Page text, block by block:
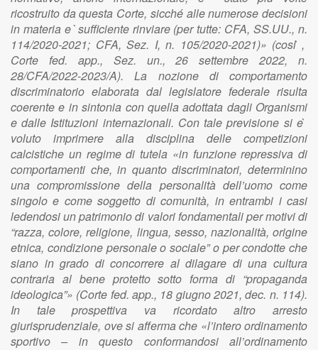
ricostruito da questa Corte, sicché alle numerose decisioni
in materia e ̀sufficiente rinviare (per tutte: CFA, SS.UU., n.
114/2020-2021; CFA, Sez. I, n. 105/2020-2021)» (cosi ̀,
Corte fed. app., Sez. un., 26 settembre 2022, n.
28/CFA/2022-2023/A). La nozione di comportamento
discriminatorio elaborata dal legislatore federale risulta
coerente e in sintonia con quella adottata dagli Organismi
e dalle Istituzioni internazionali. Con tale previsione si e ̀
voluto imprimere alla disciplina delle competizioni
calcistiche un regime di tutela «in funzione repressiva di
comportamenti che, in quanto discriminatori, determinino
una compromissione della personalità dell’uomo come
singolo e come soggetto di comunità, in entrambi i casi
ledendosi un patrimonio di valori fondamentali per motivi di
“razza, colore, religione, lingua, sesso, nazionalità, origine
etnica, condizione personale o sociale” o per condotte che
siano in grado di concorrere al dilagare di una cultura
contraria al bene protetto sotto forma di “propaganda
ideologica”» (Corte fed. app., 18 giugno 2021, dec. n. 114).
In tale prospettiva va ricordato altro arresto
giurisprudenziale, ove si afferma che «l’intero ordinamento
sportivo – in questo conformandosi all’ordinamento